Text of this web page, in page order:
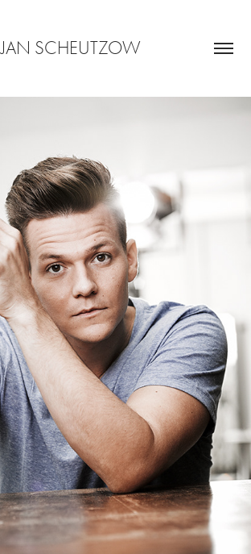
JAN SCHEUTZOW